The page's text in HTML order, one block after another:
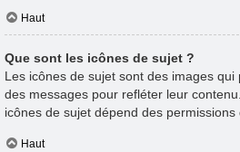
Haut
Que sont les icônes de sujet ?
Les icônes de sujet sont des images
des messages pour refléter leur
icônes de sujet dépend des permissions
Haut